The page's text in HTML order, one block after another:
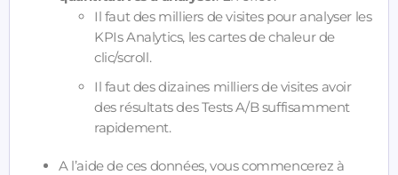
Il faut des milliers de visites pour analyser les
KPIs Analytics, les cartes de chaleur de
clic/scroll.
Il faut des dizaines milliers de visites avoir
des résultats des Tests A/B suffisamment
rapidement.
A l’aide de ces données, vous commencerez à